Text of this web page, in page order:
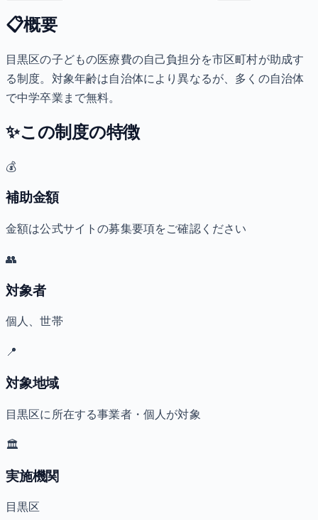
📋概要
目黒区の子どもの医療費の自己負担分を市区町村が助成す
る制度。対象年齢は自治体により異なるが、多くの自治体
で中学卒業まで無料。
✨この制度の特徴
💰
補助金額
金額は公式サイトの募集要項をご確認ください
👥
対象者
個人、世帯
📍
対象地域
目黒区に所在する事業者・個人が対象
🏛️
実施機関
目黒区